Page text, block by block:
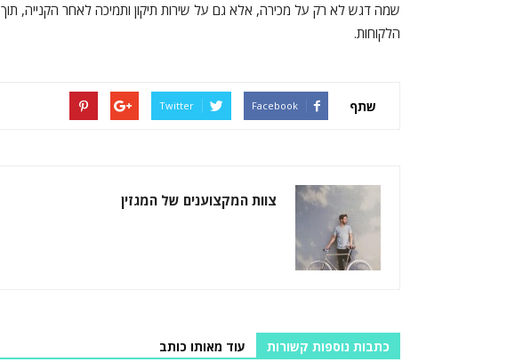
שמה דגש לא רק על מכירה, אלא גם על שירות תיקון ותמיכה לאחר הקנייה,
הלקוחות.
שתף Facebook
Twitter
צוות המקצוענים של המגזין
כתבות נוספות קשורות עוד מאותו כותב